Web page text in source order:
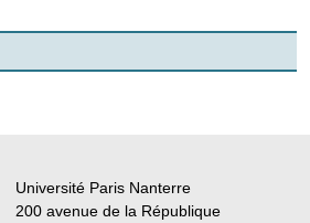
Université Paris Nanterre
200 avenue de la République